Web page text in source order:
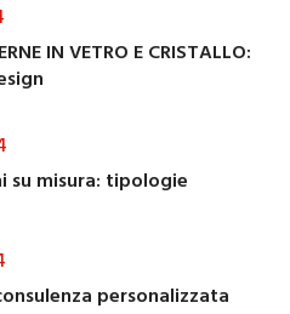
IN VETRO E CRISTALLO:
su misura: tipologie
personalizzata